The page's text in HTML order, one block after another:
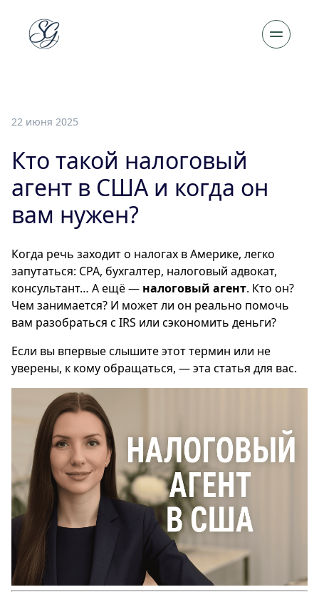
22 июня 2025
Кто такой налоговый
агент в США и когда он
вам нужен?
Когда речь заходит о налогах в Америке, легко
запутаться: CPA, бухгалтер, налоговый адвокат,
консультант… А ещё — налоговый агент. Кто он?
Чем занимается? И может ли он реально помочь
вам разобраться с IRS или сэкономить деньги?
Если вы впервые слышите этот термин или не
уверены, к кому обращаться, — эта статья для вас.